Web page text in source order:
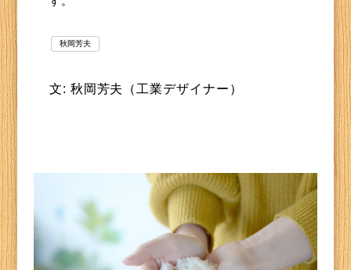
秋岡芳夫
文: 秋岡芳夫（工業デザイナー）